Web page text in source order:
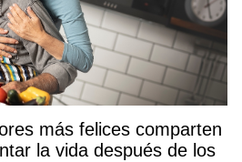
más felices comparten
la vida después de los